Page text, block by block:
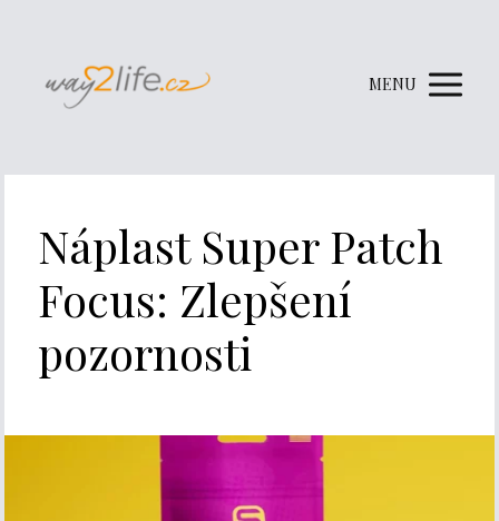
MENU
Náplast Super Patch
Focus: Zlepšení
pozornosti